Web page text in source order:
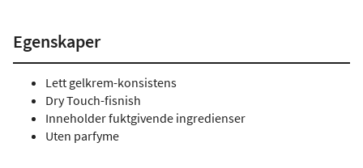
Egenskaper
Lett gelkrem-konsistens
Dry Touch-fisnish
Inneholder fuktgivende ingredienser
Uten parfyme